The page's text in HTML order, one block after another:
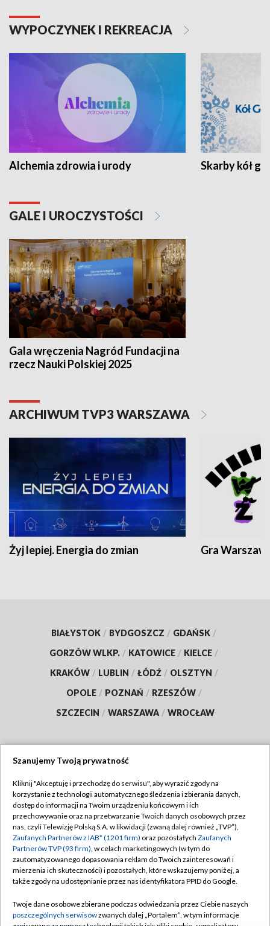
WYPOCZYNEK I REKREACJA
Alchemia zdrowia i urody Skarby kół
GALE I UROCZYSTOŚCI
Gala wręczenia Nagród Fundacji na
rzecz Nauki Polskiej 2025
ARCHIWUM TVP3 WARSZAWA
Żyj lepiej. Energia do zmian Gra
BIAŁYSTOK / BYDGOSZCZ / GDAŃSK /
GORZÓW WLKP. / KATOWICE / KIELCE /
KRAKÓW / LUBLIN / ŁÓDŹ / OLSZTYN /
OPOLE / POZNAŃ / RZESZÓW /
SZCZECIN / WARSZAWA / WROCŁAW
TVP
Abonament TVP
Emisja w TVP
Centrum informacji TVP
Naziemna Telewizja Cyfrowa
Rada Programowa
Regulamin TVP
Polityka prywatności
Moje zgody
Pomoc
Kontakt
Szanujemy Twoją prywatność
Kliknij "Akceptuję i przechodzę do serwisu", aby wyrazić zgody na
korzystanie z technologii automatycznego śledzenia i zbierania danych,
dostęp do informacji na Twoim urządzeniu końcowym i ich
przechowywanie oraz na przetwarzanie Twoich danych osobowych przez
nas, czyli Telewizję Polską S.A. w likwidacji (zwaną dalej również „TVP”),
Zaufanych Partnerów z IAB* (1201 firm) oraz pozostałych Zaufanych
Partnerów TVP (93 firm), w celach marketingowych (w tym do
zautomatyzowanego dopasowania reklam do Twoich zainteresowań i
mierzenia ich skuteczności) i pozostałych, które wskazujemy poniżej, a
także zgody na udostępnianie przez nas identyfikatora PPID do Google.
Twoje dane osobowe zbierane podczas odwiedzania przez Ciebie naszych
poszczególnych serwisówzwanych dalej „Portalem”, w tym informacje